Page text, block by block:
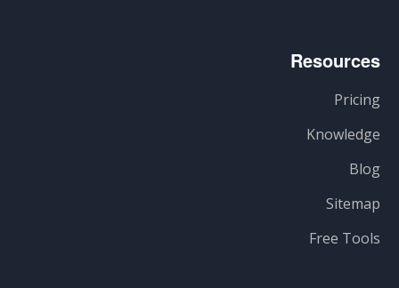
Resources
Pricing
Knowledge
Blog
Sitemap
Free Tools